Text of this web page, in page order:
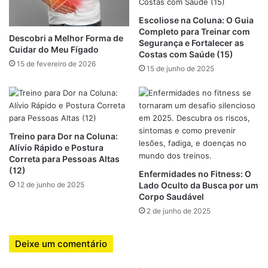
coluna acreditam que o repouso absoluto é o melhor
caminho. Mas esse é um dos
maiores errosno tratamento
da doença.
Ao contrário do que se imagina, aatividade física
medicamentoso altamente eficaz. Quando feita com
orientação, ela pode:
Reduzir significativamente a dor
Melhorar a postura e o alinhamento corporal
Fortalecer os músculos que sustentam a coluna
Aumentar a flexibilidade das articulações
Prevenir crises de dor aguda
Evitar o uso contínuo de medicamentos analgésicos
ou anti-inflamatórios
Descobri a Melhor Forma de
Cuidar do Meu Fígado
15 de fevereiro de 2026
Escoliose na Coluna: O Guia
Completo para Treinar com
Segurança e Fortalecer as
Costas com Saúde (15)
15 de junho de 2025
Treino para Dor na Coluna:
Alívio Rápido e Postura
Correta para Pessoas Altas
(12)
12 de junho de 2025
Enfermidades no Fitness: O
Lado Oculto da Busca por um
Corpo Saudável
2 de junho de 2025
Deixe um comentário